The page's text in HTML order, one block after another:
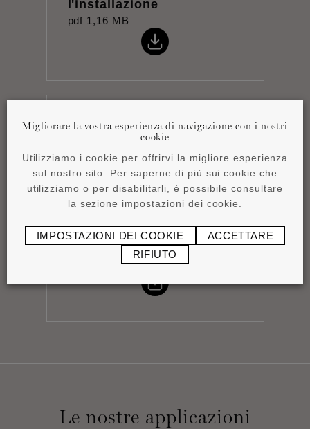
l'installazione
pdf 1,16 MB
Scheda tecnica
Product overview
4,15 MB
Le nostre applicazioni
Migliorare la vostra esperienza di navigazione con i nostri
cookie
Utilizziamo i cookie per offrirvi la migliore esperienza
sul nostro sito. Per saperne di più sui cookie che
utilizziamo o per disabilitarli, è possibile consultare
la sezione impostazioni dei cookie.
IMPOSTAZIONI DEI COOKIE
ACCETTARE
RIFIUTO